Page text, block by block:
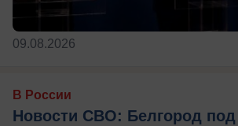
09.08.2026
В России
Новости СВО: Белгород под